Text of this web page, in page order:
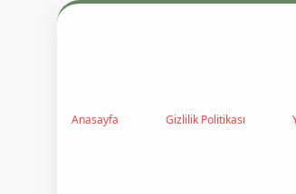
Anasayfa Gizlilik Politikası